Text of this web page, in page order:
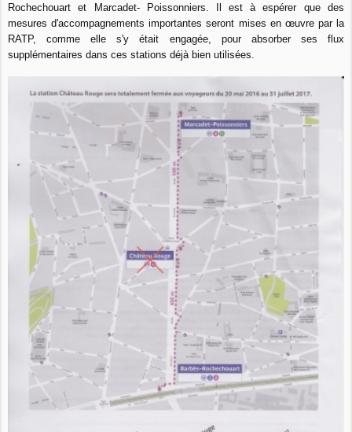
Rochechouart et Marcadet- Poissonniers. Il est à espérer que des
mesures d'accompagnements importantes seront mises en œuvre par la
RATP, comme elle s'y était engagée, pour absorber ses flux
supplémentaires dans ces stations déjà bien utilisées.